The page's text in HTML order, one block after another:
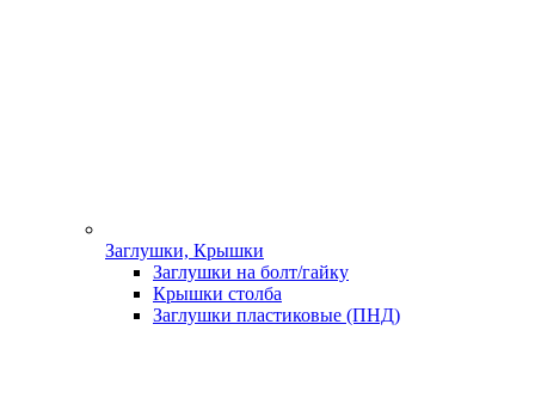
Заглушки, Крышки
Заглушки на болт/гайку
Крышки столба
Заглушки пластиковые (ПНД)